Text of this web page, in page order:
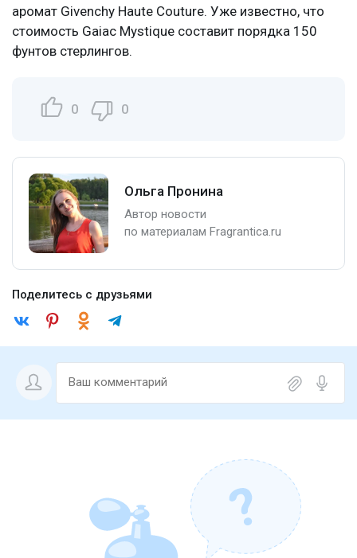
аромат Givenchy Haute Couture. Уже известно, что
стоимость Gaiac Mystique составит порядка 150
фунтов стерлингов.
0 0
Ольга Пронина
Автор новости
по материалам Fragrantica.ru
Поделитесь с друзьями